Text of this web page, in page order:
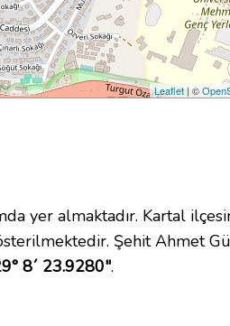
Leaflet| ©
yer almaktadır. Kartal
Şehit Ahmet
8´ 23.9280".